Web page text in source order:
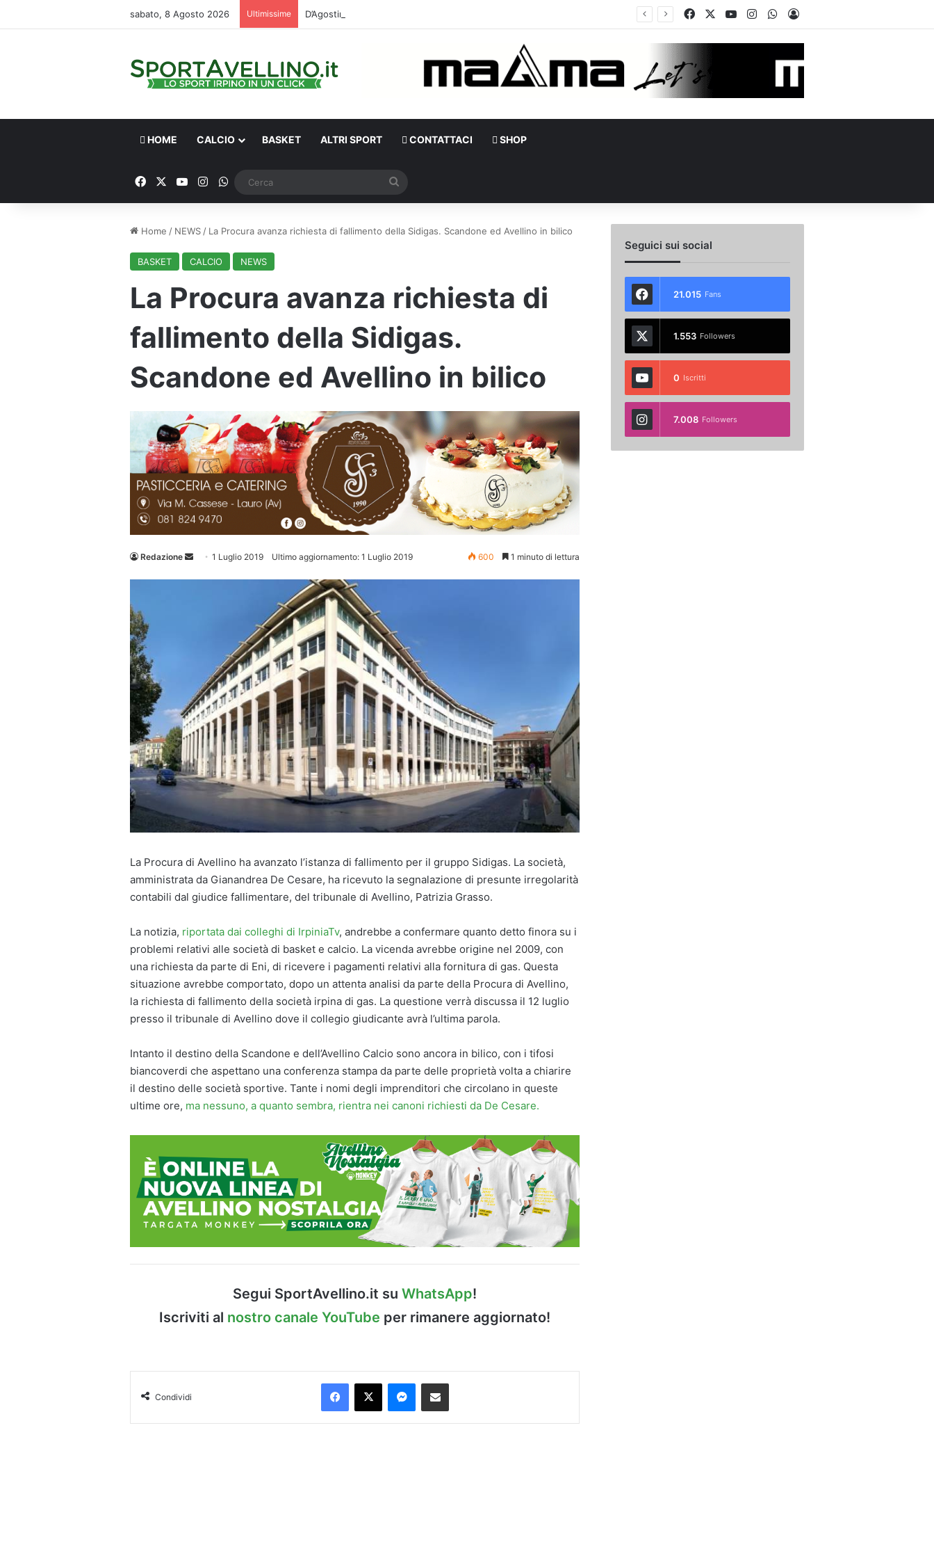
sabato, 8 Agosto 2026 Ultimissime FacebookYou TubeInstagramWhatsApp
Accedi
HOME CALCIO BASKET ALTRI SPORT CONTATTACI SHOP
FacebookYou TubeInstagram
WhatsApp
Home / NEWS / La Procura avanza richiesta di fallimento della Sidigas. Scandone ed Avellino in bilico
BASKET CALCIO NEWS
La Procura avanza richiesta di
fallimento della Sidigas.
Scandone ed Avellino in bilico
Redazione
Invia 1 Luglio 2019 Ultimo aggiornamento: 1 Luglio 2019 600 1 minuto di lettura
La Procura di Avellino ha avanzato l’istanza di fallimento per il gruppo Sidigas. La società,
amministrata da Gianandrea De Cesare, ha ricevuto la segnalazione di presunte irregolarità
contabili dal giudice fallimentare, del tribunale di Avellino, Patrizia Grasso.
La notizia, riportata dai colleghi di IrpiniaTv, andrebbe a confermare quanto detto finora su i
problemi relativi alle società di basket e calcio. La vicenda avrebbe origine nel 2009, con
una richiesta da parte di Eni, di ricevere i pagamenti relativi alla fornitura di gas. Questa
situazione avrebbe comportato, dopo un attenta analisi da parte della Procura di Avellino,
la richiesta di fallimento della società irpina di gas. La questione verrà discussa il 12 luglio
presso il tribunale di Avellino dove il collegio giudicante avrà l’ultima parola.
Intanto il destino della Scandone e dell’Avellino Calcio sono ancora in bilico, con i tifosi
biancoverdi che aspettano una conferenza stampa da parte delle proprietà volta a chiarire
il destino delle società sportive. Tante i nomi degli imprenditori che circolano in queste
ultime ore, ma nessuno, a quanto sembra, rientra nei canoni richiesti da De Cesare.
Segui SportAvellino.it su WhatsApp!
Iscriviti al nostro canale YouTube per rimanere aggiornato!
Condividi
Facebook
X Messenger
Condividi via Email
Seguici sui social
21.015 Fans
1.553 Followers
0 Iscritti
7.008 Followers